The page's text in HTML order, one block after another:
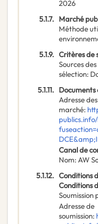
2026
5.1.7. Marché
Méthode
5.1.9. Critères de
Sources
sélection:
5.1.11.
Adresse
marché:
Canal de
Nom: AW
5.1.12. Conditions
Conditions
Soumission
Adresse de
soumission: